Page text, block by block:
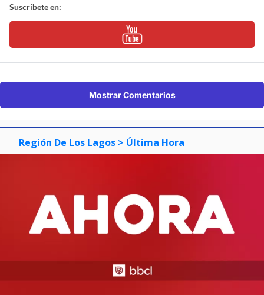
Suscríbete en:
Mostrar Comentarios
Región De Los Lagos > Última Hora